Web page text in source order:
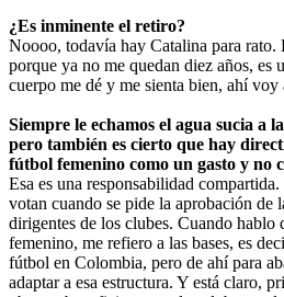
¿Es inminente el retiro?
Noooo, todavía hay Catalina para
porque ya no me quedan diez años, es
cuerpo me dé y me sienta bien, ahí voy
Siempre le echamos el agua sucia a
pero también es cierto que hay
fútbol femenino como un gasto y no
Esa es una responsabilidad
votan cuando se pide la aprobación de
dirigentes de los clubes. Cuando hablo
femenino, me refiero a las bases, es
fútbol en Colombia, pero de ahí para
adaptar a esa estructura. Y está claro,